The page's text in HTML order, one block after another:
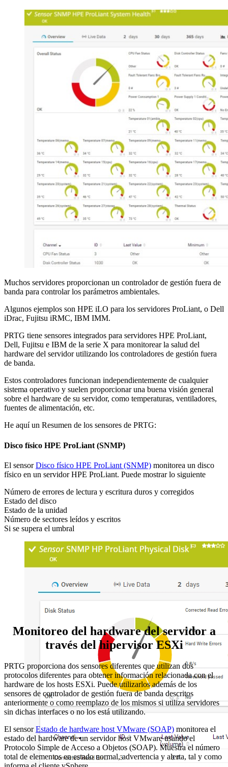
Muchos servidores proporcionan un controlador de gestión fuera de
banda para controlar los parámetros ambientales.
Algunos ejemplos son HPE iLO para los servidores ProLiant, o Dell
iDrac, Fujitsu iRMC, IBM IMM.
PRTG tiene sensores integrados para servidores HPE ProLiant,
Dell, Fujitsu e IBM de la serie X para monitorear la salud del
hardware del servidor utilizando los controladores de gestión fuera
de banda.
Estos controladores funcionan independientemente de cualquier
sistema operativo y suelen proporcionar una buena visión general
sobre el hardware de su servidor, como temperaturas, ventiladores,
fuentes de alimentación, etc.
He aquí un Resumen de los sensores de PRTG:
Disco físico HPE ProLiant (SNMP)
El sensorDisco físico HPE ProLiant (SNMP) monitorea un disco
físico en un servidor HPE ProLiant. Puede mostrar lo siguiente
Número de errores de lectura y escritura duros y corregidos
Estado del disco
Estado de la unidad
Número de sectores leídos y escritos
Si se supera el umbral
Monitoreo del hardware del servidor a
través del hipervisor ESXi
PRTG proporciona dos sensores diferentes que utilizan dos
protocolos diferentes para obtener información relacionada con el
hardware de los hosts ESXi. Puede utilizarlos además de los
sensores de controlador de gestión fuera de banda descritos
anteriormente o como reemplazo de los mismos si utiliza servidores
sin dichas interfaces o no los está utilizando.
El sensorEstado de hardware host VMware (SOAP) monitorea el
estado del hardware de un servidor host VMware usando el
Protocolo Simple de Acceso a Objetos (SOAP). Muestra el número
total de elementos en estado normal, advertencia y alerta, tal y como